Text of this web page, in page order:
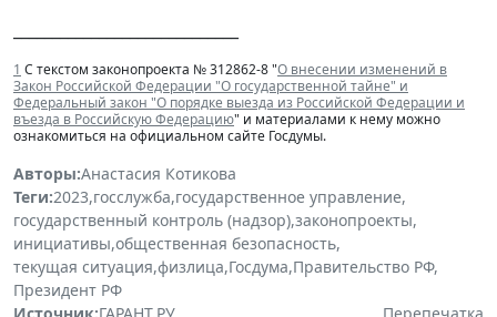
1 С текстом законопроекта № 312862-8 "О внесении изменений в
Закон Российской Федерации "О государственной тайне" и
Федеральный закон "О порядке выезда из Российской Федерации и
въезда в Российскую Федерацию" и материалами к нему можно
ознакомиться на официальном сайте Госдумы.
Авторы:Анастасия Котикова
Теги:2023,госслужба,государственное управление,
государственный контроль (надзор),законопроекты,
инициативы,общественная безопасность,
текущая ситуация,физлица,Госдума,Правительство РФ,
Президент РФ